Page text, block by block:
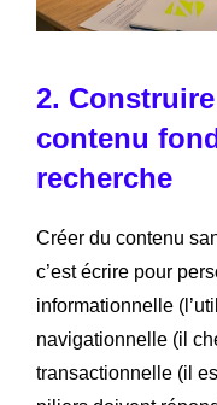
2.
contenu
recherche
Créer du contenu
c’est écrire pour
informationnelle
navigationnelle (il
transactionnelle (il